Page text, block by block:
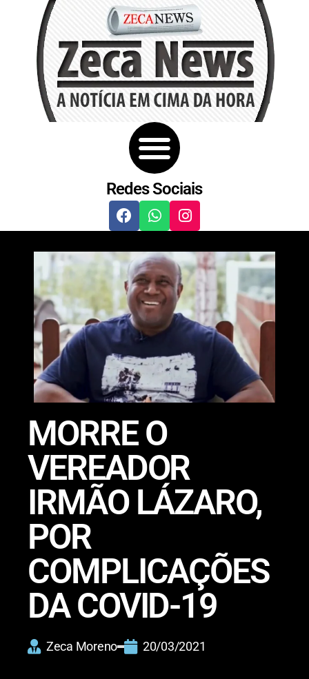
Redes Sociais
MORRE O
VEREADOR
IRMÃO LÁZARO,
POR
COMPLICAÇÕES
DA COVID-19
Zeca Moreno 20/03/2021